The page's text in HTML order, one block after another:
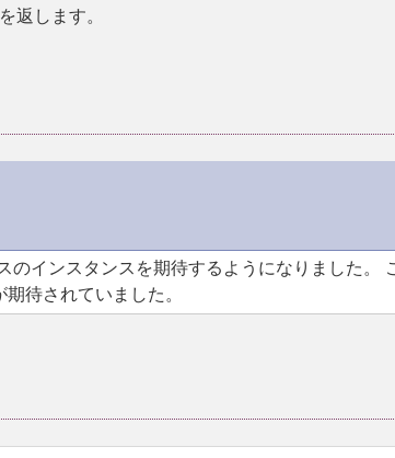
を返します。
のインスタンスを期待するようになりました。
期待されていました。